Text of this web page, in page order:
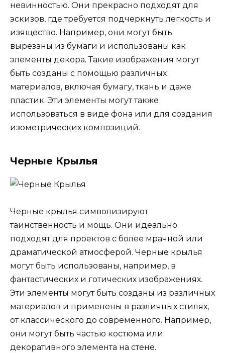
невинностью. Они прекрасно подходят для
эскизов, где требуется подчеркнуть легкость и
изящество. Например, они могут быть
вырезаны из бумаги и использованы как
элементы декора. Такие изображения могут
быть созданы с помощью различных
материалов, включая бумагу, ткань и даже
пластик. Эти элементы могут также
использоваться в виде фона или для создания
изометрических композиций.
Черные Крылья
Черные крылья символизируют
таинственность и мощь. Они идеально
подходят для проектов с более мрачной или
драматической атмосферой. Черные крылья
могут быть использованы, например, в
фантастических и готических изображениях.
Эти элементы могут быть созданы из различных
материалов и применены в различных стилях,
от классического до современного. Например,
они могут быть частью костюма или
декоративного элемента на стене.